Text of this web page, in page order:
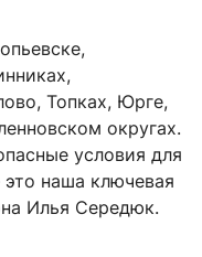
Топках, Юрге,
округах.
условия для
наша ключевая
Илья Середюк.